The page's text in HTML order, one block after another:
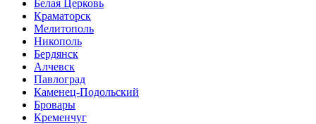
Белая Церковь
Краматорск
Мелитополь
Никополь
Бердянск
Алчевск
Павлоград
Каменец-Подольский
Бровары
Кременчуг